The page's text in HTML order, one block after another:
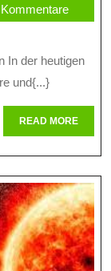
In der heutigen
und{...}
READ MOREREAD
MORE